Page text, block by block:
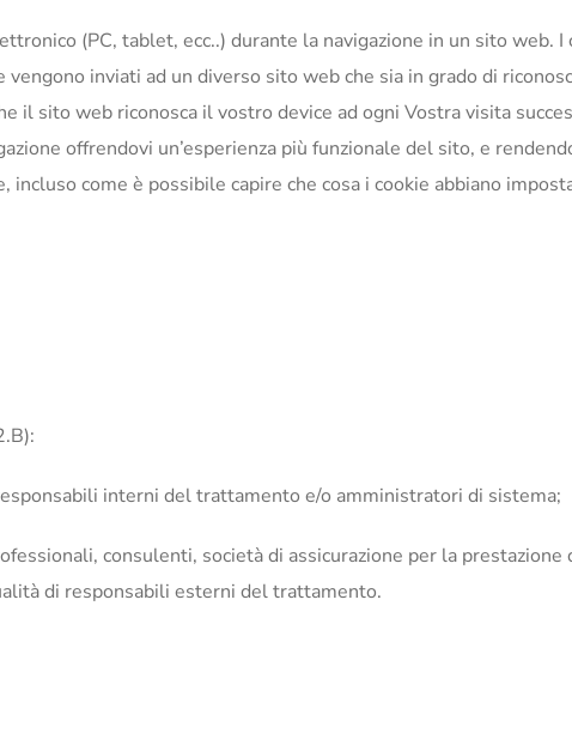
(PC, tablet, ecc..) durante la navigazione in un sito web. I
inviati ad un diverso sito web che sia in grado di
il sito web riconosca il vostro device ad ogni Vostra visita
offrendovi un’esperienza più funzionale del sito, e
come è possibile capire che cosa i cookie abbiano
interni del trattamento e/o amministratori di sistema;
consulenti, società di assicurazione per la prestazione
di responsabili esterni del trattamento.